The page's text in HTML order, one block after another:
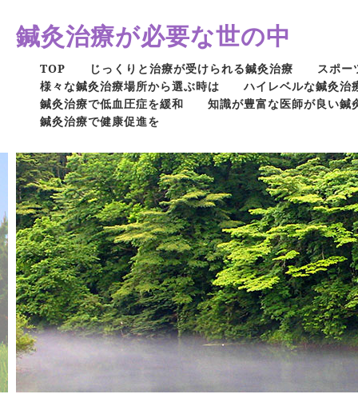
鍼灸治療が必要な世の中
TOP じっくりと治療が受けられる鍼灸治療
スポー
様々な鍼灸治療場所から選ぶ時は
ハイレベルな鍼灸治
鍼灸治療で低血圧症を緩和
知識が豊富な医師が良い鍼
鍼灸治療で健康促進を